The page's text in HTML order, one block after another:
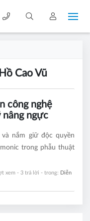
Cao Vũ
công nghệ
nâng ngực
nắm giữ độc quyền
trong phẫu thuật
xem - 3 trả lời - trong: Diễn